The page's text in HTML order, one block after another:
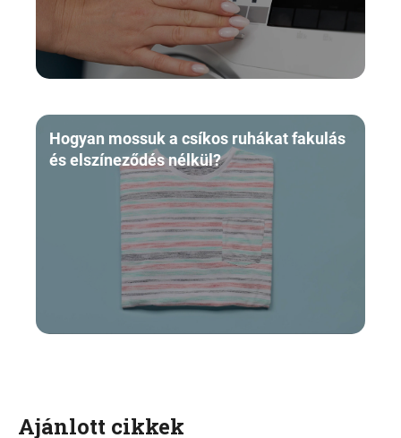
Hogyan mossuk a csíkos ruhákat fakulás
és elszíneződés nélkül?
Ajánlott cikkek